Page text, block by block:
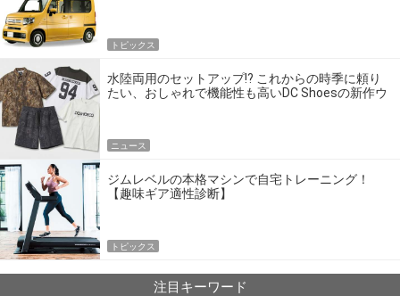
トピックス
水陸両用のセットアップ!? これからの時季に頼り
たい、おしゃれで機能性も高いDC Shoesの新作ウ
ニュース
ジムレベルの本格マシンで自宅トレーニング！
【趣味ギア適性診断】
トピックス
注目キーワード